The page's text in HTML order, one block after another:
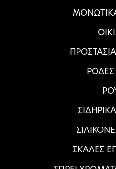
ΣΚΑΛΕΣ